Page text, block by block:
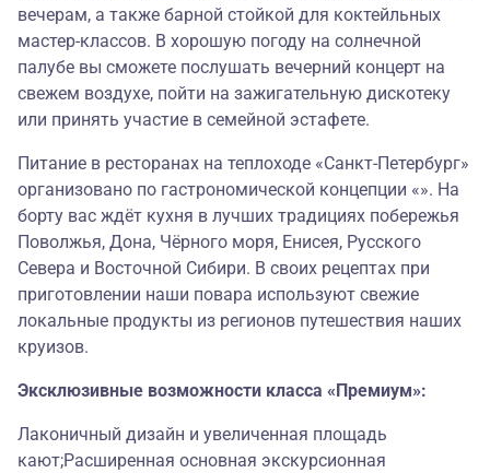
вечерам, а также барной стойкой для коктейльных
мастер-классов. В хорошую погоду на солнечной
палубе вы сможете послушать вечерний концерт на
свежем воздухе, пойти на зажигательную дискотеку
или принять участие в семейной эстафете.
Питание в ресторанах на теплоходе «Санкт-Петербург»
организовано по гастрономической концепции «». На
борту вас ждёт кухня в лучших традициях побережья
Поволжья, Дона, Чёрного моря, Енисея, Русского
Севера и Восточной Сибири. В своих рецептах при
приготовлении наши повара используют свежие
локальные продукты из регионов путешествия наших
круизов.
Эксклюзивные возможности класса «Премиум»:
Лаконичный дизайн и увеличенная площадь
кают;Расширенная основная экскурсионная